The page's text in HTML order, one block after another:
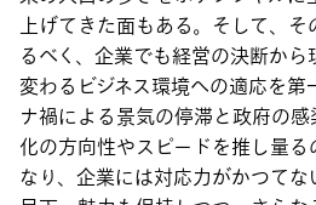
上げてきた面もある。そして、
るべく、企業でも経営の決断か
変わるビジネス環境への適応を第
ナ禍による景気の停滞と政府の
化の方向性やスピードを推し量
なり、企業には対応力がかつてな